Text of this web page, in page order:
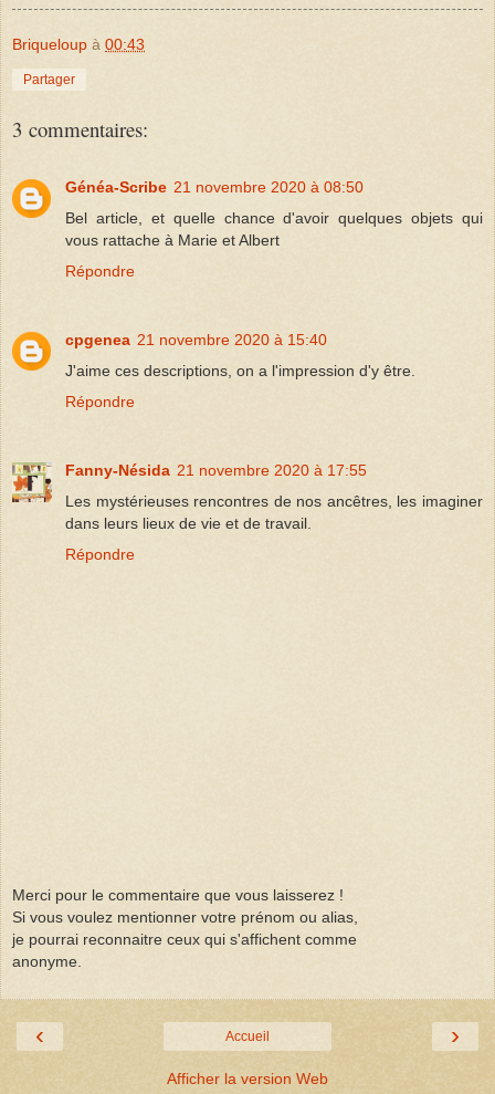
Briqueloup à 00:43
Partager
3 commentaires:
Généa-Scribe 21 novembre 2020 à 08:50
Bel article, et quelle chance d'avoir quelques objets qui
vous rattache à Marie et Albert
Répondre
cpgenea 21 novembre 2020 à 15:40
J'aime ces descriptions, on a l'impression d'y être.
Répondre
Fanny-Nésida 21 novembre 2020 à 17:55
Les mystérieuses rencontres de nos ancêtres, les imaginer
dans leurs lieux de vie et de travail.
Répondre
Merci pour le commentaire que vous laisserez !
Si vous voulez mentionner votre prénom ou alias,
je pourrai reconnaitre ceux qui s'affichent comme
anonyme.
‹ ›
Accueil
Afficher la version Web